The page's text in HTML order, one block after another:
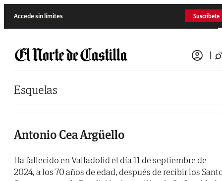
Accede sin límites Suscríbete
Esquelas
Antonio Cea Argüello
Ha fallecido en Valladolid el día 11 de septiembre de
2024, a los 70 años de edad, después de recibir los